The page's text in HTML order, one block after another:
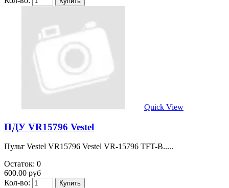
Quick View
ПДУ VR15796 Vestel
Пульт Vestel VR15796 Vestel VR-15796 TFT-B.....
Остаток: 0
600.00 руб
Кол-во: